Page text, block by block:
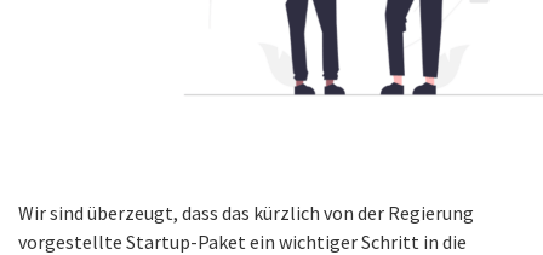
Wir sind überzeugt, dass das kürzlich von der Regierung
vorgestellte Startup-Paket ein wichtiger Schritt in die